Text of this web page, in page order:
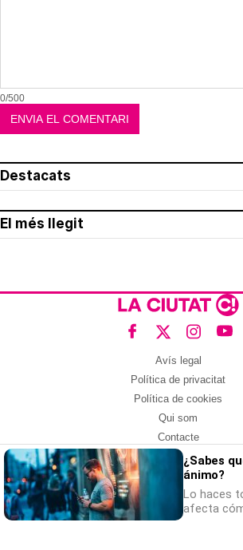
0/500
Destacats
El més llegit
Avís legal
Política de privacitat
Política de cookies
Qui som
Contacte
Xarxes socials
Amb col·laboració de:
¿Sabes
ánimo?
Lo haces
afecta